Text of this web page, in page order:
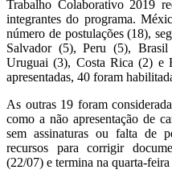
Trabalho Colaborativo 2019
integrantes do programa.
número de postulações (18),
Salvador (5), Peru (5),
Uruguai (3), Costa Rica (2) e
apresentadas, 40 foram
As outras 19 foram
como a não apresentação de
sem assinaturas ou falta de
recursos para corrigir
(22/07) e termina na quarta-